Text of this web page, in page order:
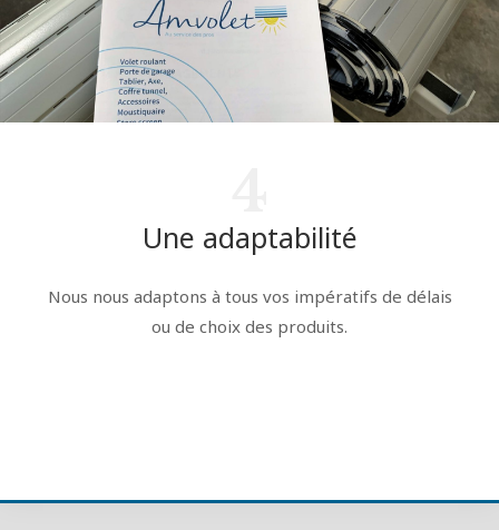
Une adaptabilité
Nous nous adaptons à tous vos impératifs de délais
ou de choix des produits.